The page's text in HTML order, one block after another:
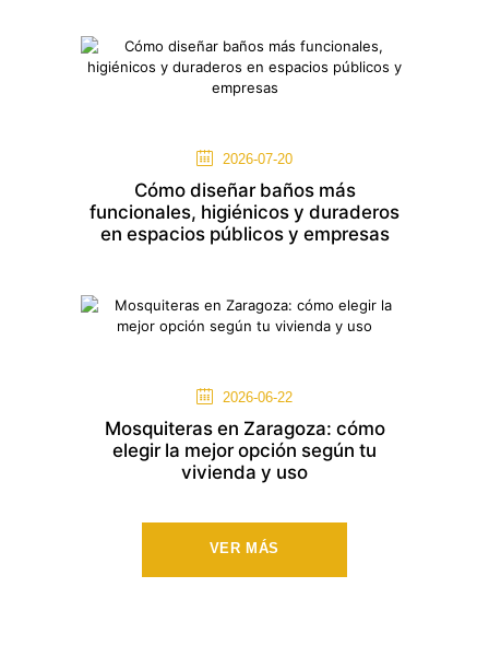
2026-07-20
Cómo diseñar baños más
funcionales, higiénicos y duraderos
en espacios públicos y empresas
2026-06-22
Mosquiteras en Zaragoza: cómo
elegir la mejor opción según tu
vivienda y uso
VER MÁS